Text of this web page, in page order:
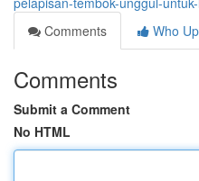
Comments
Who
Comments
Submit a Comment
No HTML